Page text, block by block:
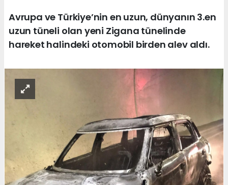
Avrupa ve Türkiye’nin en uzun, dünyanın 3.en
uzun tüneli olan yeni Zigana tünelinde
hareket halindeki otomobil birden alev aldı.